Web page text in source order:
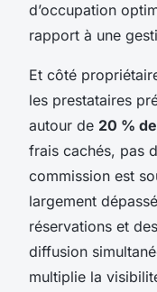
d’occupation
rapport à une
Et côté
les prestataires
autour de 20 %
frais cachés, pas
commission est
largement
réservations et
diffusion
multiplie la